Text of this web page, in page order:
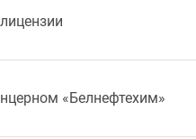
«Белнефтехим»